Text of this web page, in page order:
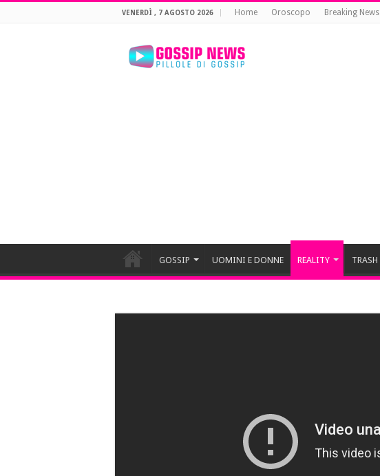
VENERDÌ , 7 AGOSTO 2026 Home Oroscopo Breaking News
GOSSIP UOMINI E DONNE REALITY TRASH